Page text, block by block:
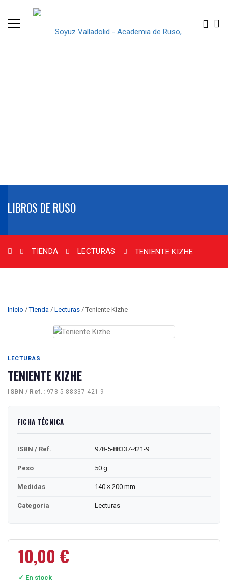
TIENDA LECTURAS TENIENTE KIZHE
Inicio /Tienda / Lecturas / Teniente Kizhe
LECTURAS
TENIENTE KIZHE
ISBN / Ref.: 978-5-88337-421-9
FICHA TÉCNICA
ISBN / Ref. 978-5-88337-421-9
Peso 50 g
Medidas 140 × 200 mm
Categoría Lecturas
10,00 €
✓ En stock